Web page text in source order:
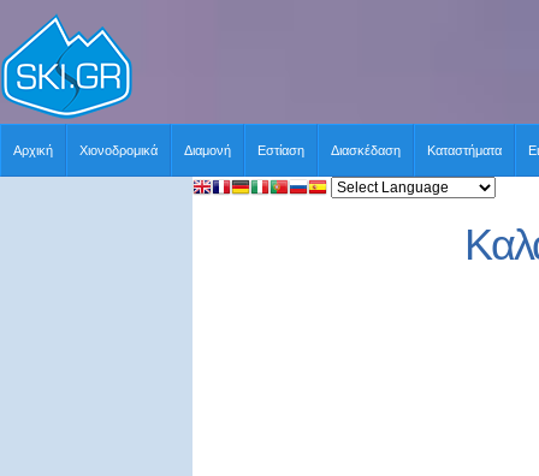
Αρχική Χιονοδρομικά Διαμονή Εστίαση Διασκέδαση Καταστήματα